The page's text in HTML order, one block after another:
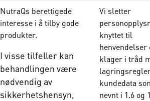
NutraQs berettigede
interesse i å tilby gode
produkter.
I visse tilfeller kan
behandlingen være
nødvendig av
sikkerhetshensyn,
Vi sletter
knyttettil
henvendelser
klager i tråd
kundedata
nevnt i 1.6 og